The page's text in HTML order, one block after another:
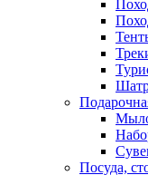
Посуда,